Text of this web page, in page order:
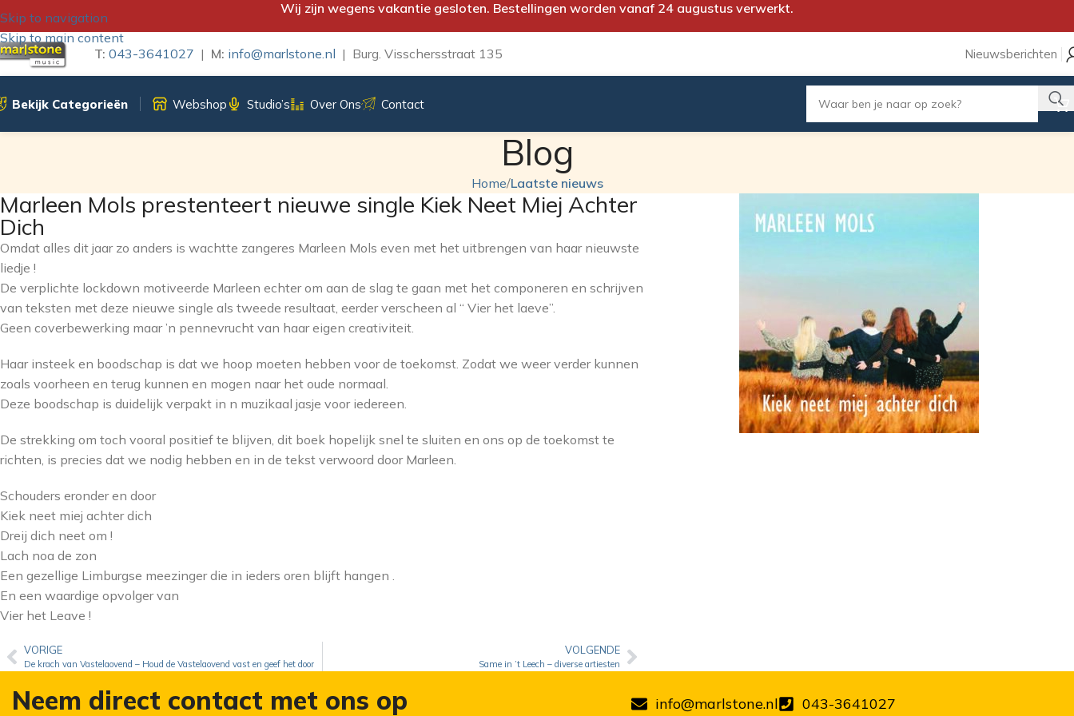
Skip to navigation
Skip to main content
Wij zijn wegens vakantie gesloten. Bestellingen worden vanaf 24 augustus verwerkt.
T: 043-3641027 | M: info@marlstone.nl | Burg. Visschersstraat 135 Nieuwsberichten
Bekijk Categorieën Webshop Studio’s Over Ons Contact
Blog
Home/Laatste nieuws
Marleen Mols prestenteert nieuwe single Kiek Neet Miej Achter
Dich
Omdat alles dit jaar zo anders is wachtte zangeres Marleen Mols even met het uitbrengen van haar nieuwste
liedje !
De verplichte lockdown motiveerde Marleen echter om aan de slag te gaan met het componeren en schrijven
van teksten met deze nieuwe single als tweede resultaat, eerder verscheen al “ Vier het laeve”.
Geen coverbewerking maar ’n pennevrucht van haar eigen creativiteit.
Haar insteek en boodschap is dat we hoop moeten hebben voor de toekomst. Zodat we weer verder kunnen
zoals voorheen en terug kunnen en mogen naar het oude normaal.
Deze boodschap is duidelijk verpakt in n muzikaal jasje voor iedereen.
De strekking om toch vooral positief te blijven, dit boek hopelijk snel te sluiten en ons op de toekomst te
richten, is precies dat we nodig hebben en in de tekst verwoord door Marleen.
Schouders eronder en door
Kiek neet miej achter dich
Dreij dich neet om !
Lach noa de zon
Een gezellige Limburgse meezinger die in ieders oren blijft hangen .
En een waardige opvolger van
Vier het Leave !
VORIGE
De krach van Vastelaovend – Houd de Vastelaovend vast en geef het door
VOLGENDE
Same in ’t Leech – diverse artiesten
Neem direct contact met ons op info@marlstone.nl 043-3641027